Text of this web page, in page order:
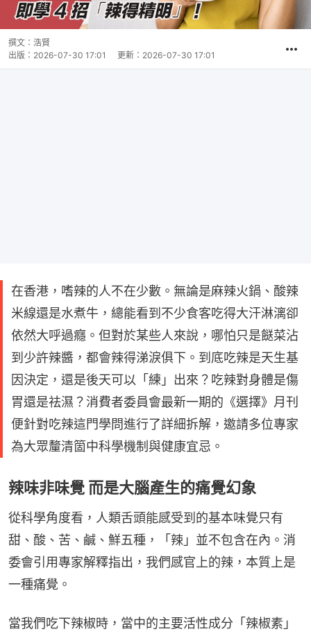
撰文： 浩賢
出版： 2026-07-30 17:01 更新： 2026-07-30 17:01
在香港，嗜辣的人不在少數。無論是麻辣火鍋、酸辣
米線還是水煮牛，總能看到不少食客吃得大汗淋漓卻
依然大呼過癮。但對於某些人來說，哪怕只是餸菜沾
到少許辣醬，都會辣得涕淚俱下。到底吃辣是天生基
因決定，還是後天可以「練」出來？吃辣對身體是傷
胃還是祛濕？消費者委員會最新一期的《選擇》月刊
便針對吃辣這門學問進行了詳細拆解，邀請多位專家
為大眾釐清箇中科學機制與健康宜忌。
辣味非味覺 而是大腦產生的痛覺幻象
從科學角度看，人類舌頭能感受到的基本味覺只有
甜、酸、苦、鹹、鮮五種，「辣」並不包含在內。消
委會引用專家解釋指出，我們感官上的辣，本質上是
一種痛覺。
當我們吃下辣椒時，當中的主要活性成分「辣椒素」